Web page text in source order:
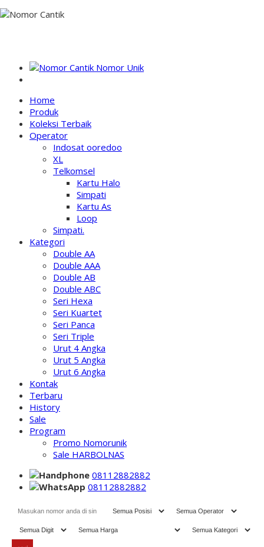
Home
Produk
Koleksi Terbaik
Operator
Indosat ooredoo
XL
Telkomsel
Kartu Halo
Simpati
Kartu As
Loop
Simpati.
Kategori
Double AA
Double AAA
Double AB
Double ABC
Seri Hexa
Seri Kuartet
Seri Panca
Seri Triple
Urut 4 Angka
Urut 5 Angka
Urut 6 Angka
Kontak
Terbaru
History
Sale
Program
Promo Nomorunik
Sale HARBOLNAS
08112882882
08112882882